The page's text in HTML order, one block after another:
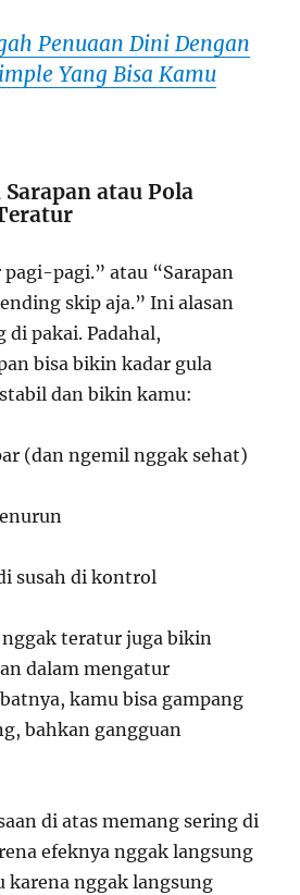
Penuaan Dini Dengan
Yang Bisa Kamu
atau Pola
pagi-pagi.” atau “Sarapan
skip aja.” Ini alasan
di pakai. Padahal,
bisa bikin kadar gula
dan bikin kamu:
(dan ngemil nggak sehat)
susah di kontrol
teratur juga bikin
dalam mengatur
kamu bisa gampang
bahkan gangguan
di atas memang sering di
efeknya nggak langsung
karena nggak langsung